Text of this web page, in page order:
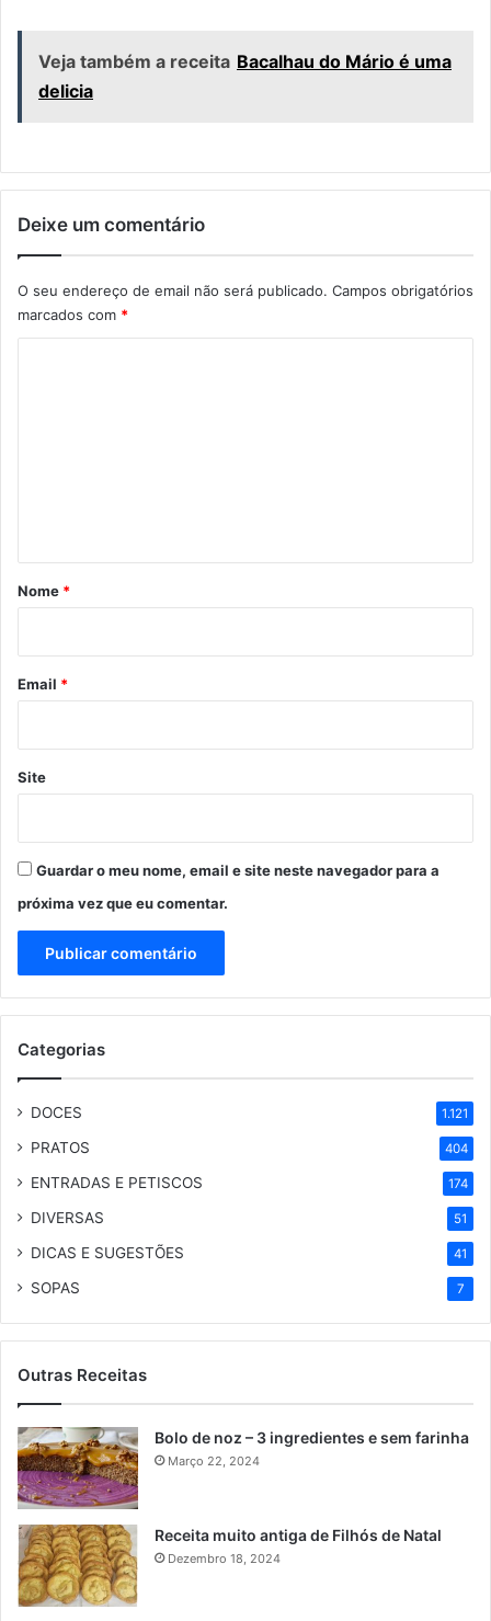
Veja também a receita Bacalhau do Mário é uma
delicia
Deixe um comentário
O seu endereço de email não será publicado. Campos obrigatórios
marcados com *
r
*
Nome *
Email *
Site
Guardar o meu nome, email e site neste navegador para a
próxima vez que eu comentar.
Categorias
DOCES 1.121
PRATOS 404
ENTRADAS E PETISCOS 174
DIVERSAS 51
DICAS E SUGESTÕES 41
SOPAS 7
Outras Receitas
Bolo de noz – 3 ingredientes e sem farinha
Março 22, 2024
Receita muito antiga de Filhós de Natal
Dezembro 18, 2024